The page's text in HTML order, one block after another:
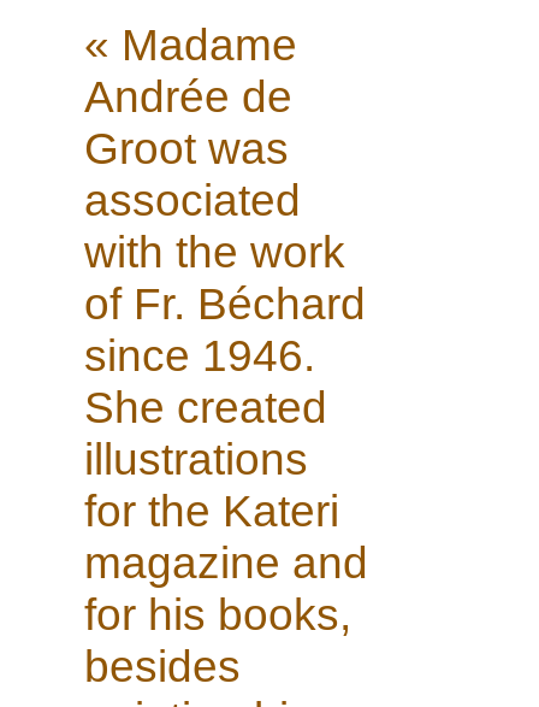
« Madame
Andrée de
Groot was
associated
with the work
of Fr. Béchard
since 1946.
She created
illustrations
for the Kateri
magazine and
for his books,
besides